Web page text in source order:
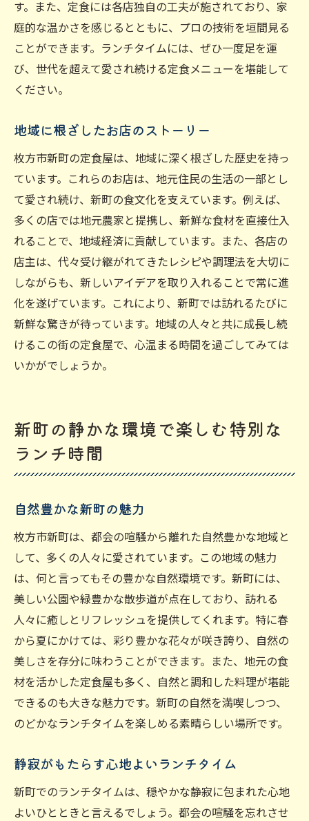
す。また、定食には各店独自の工夫が施されており、家
庭的な温かさを感じるとともに、プロの技術を垣間見る
ことができます。ランチタイムには、ぜひ一度足を運
び、世代を超えて愛され続ける定食メニューを堪能して
ください。
地域に根ざしたお店のストーリー
枚方市新町の定食屋は、地域に深く根ざした歴史を持っ
ています。これらのお店は、地元住民の生活の一部とし
て愛され続け、新町の食文化を支えています。例えば、
多くの店では地元農家と提携し、新鮮な食材を直接仕入
れることで、地域経済に貢献しています。また、各店の
店主は、代々受け継がれてきたレシピや調理法を大切に
しながらも、新しいアイデアを取り入れることで常に進
化を遂げています。これにより、新町では訪れるたびに
新鮮な驚きが待っています。地域の人々と共に成長し続
けるこの街の定食屋で、心温まる時間を過ごしてみては
いかがでしょうか。
新町の静かな環境で楽しむ特別な
ランチ時間
自然豊かな新町の魅力
枚方市新町は、都会の喧騒から離れた自然豊かな地域と
して、多くの人々に愛されています。この地域の魅力
は、何と言ってもその豊かな自然環境です。新町には、
美しい公園や緑豊かな散歩道が点在しており、訪れる
人々に癒しとリフレッシュを提供してくれます。特に春
から夏にかけては、彩り豊かな花々が咲き誇り、自然の
美しさを存分に味わうことができます。また、地元の食
材を活かした定食屋も多く、自然と調和した料理が堪能
できるのも大きな魅力です。新町の自然を満喫しつつ、
のどかなランチタイムを楽しめる素晴らしい場所です。
静寂がもたらす心地よいランチタイム
新町でのランチタイムは、穏やかな静寂に包まれた心地
よいひとときと言えるでしょう。都会の喧騒を忘れさせ